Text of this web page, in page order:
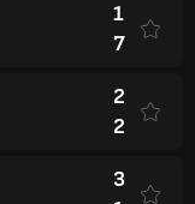
1
7
2
2
3